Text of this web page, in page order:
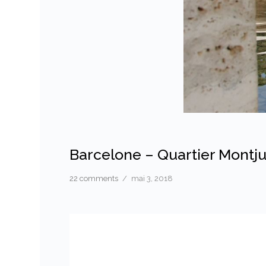
Barcelone – Quartier
22 comments / mai 3, 2018